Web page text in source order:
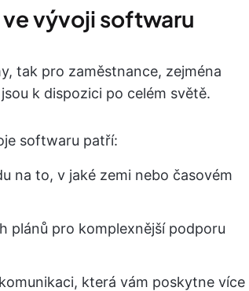
vývoji softwaru
tak pro zaměstnance, zejména
k dispozici po celém světě.
softwaru patří:
na to, v jaké zemi nebo časovém
plánů pro komplexnější podporu
která vám poskytne více